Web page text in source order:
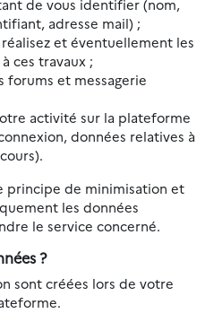
de vous identifier (nom,
adresse mail) ;
et éventuellement les
ces travaux ;
forums et messagerie
activité sur la plateforme
données relatives à
principe de minimisation et
les données
le service concerné.
?
sont créées lors de votre